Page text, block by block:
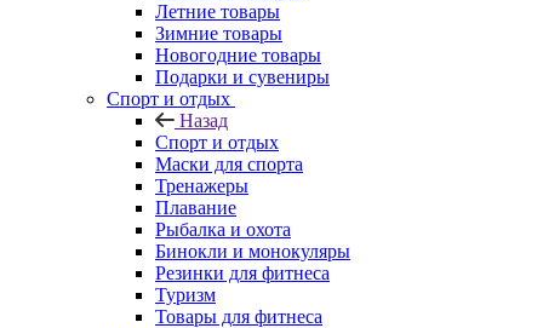
Летние товары
Зимние товары
Новогодние товары
Подарки и сувениры
Спорт и отдых
Назад
Спорт и отдых
Маски для спорта
Тренажеры
Плавание
Рыбалка и охота
Бинокли и монокуляры
Резинки для фитнеса
Туризм
Товары для фитнеса